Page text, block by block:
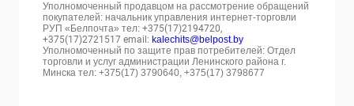
Уполномоченный продавцом на рассмотрение обращений
покупателей: начальник управления интернет-торговли
РУП «Белпочта» тел: +375(17)2194720,
+375(17)2721517 email: kalechits@belpost.by
Уполномоченный по защите прав потребителей: Отдел
торговли и услуг администрации Ленинского района г.
Минска тел: +375(17) 3790640, +375(17) 3798677